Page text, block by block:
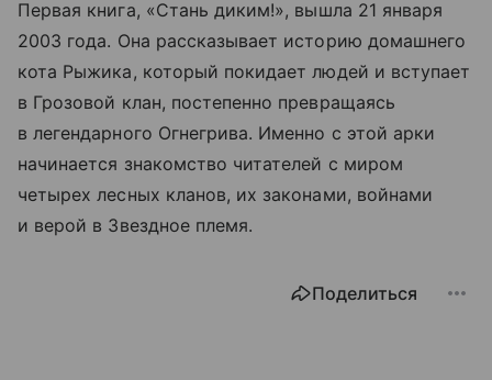
Первая книга, «Стань диким!», вышла 21 января
2003 года. Она рассказывает историю домашнего
кота Рыжика, который покидает людей и вступает
в Грозовой клан, постепенно превращаясь
в легендарного Огнегрива. Именно с этой арки
начинается знакомство читателей с миром
четырех лесных кланов, их законами, войнами
и верой в Звездное племя.
Поделиться